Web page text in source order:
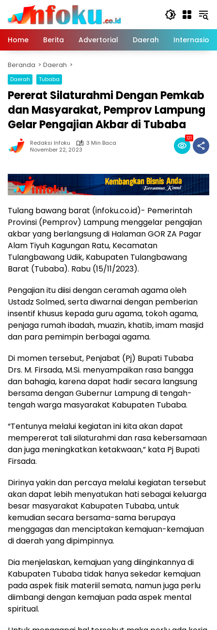
Langsung
konten
Home
Berita Advertorial Daerah
Beranda Daerah
Daerah Tubaba
Pererat Silaturahmi Dengan Pemkab
dan Masyarakat, Pemprov Lampung
Gelar Pengajian Akbar di Tubaba
Redaksi Infoku
3 Min Baca
November 22, 2023
121
Tulang bawang barat (infoku.co.id)- Pemerintah
Provinsi (Pemprov) Lampung menggelar pengajian
akbar yang berlangsung di Halaman GOR ZA Pagar
Alam Tiyuh Kagungan Ratu, Kecamatan
Tulangbawang Udik, Kabupaten Tulangbawang
Barat (Tubaba). Rabu (15/11/2023).
Pengajian itu diisi dengan ceramah agama oleh
Ustadz Solmed, serta diwarnai dengan pemberian
insentif khusus kepada guru agama, tokoh agama,
penjaga rumah ibadah, muazin, khatib, imam masjid
dan para pemimpin berbagai agama.
Di momen tersebut, Penjabat (Pj) Bupati Tubaba
Drs. M. Firsada, M.Si. menyampaikan rasa bangga
dan bahagia, karena dapat hadir secara langsung
bersama dengan Gubernur Lampung di tengah-
tengah warga masyarakat Kabupaten Tubaba.
“Tentunya melalui kegiatan ini kita akan dapat
mempererat tali silaturahmi dan rasa kebersamaan
dan juga meningkatkan ketakwaan,” kata Pj Bupati
Firsada.
Dirinya yakin dan percaya melalui kegiatan tersebut
akan dapat lebih menyatukan hati sebagai keluarga
besar masyarakat Kabupaten Tubaba, untuk
kemudian secara bersama-sama berupaya
menggagas dan menciptakan kemajuan-kemajuan
di daerah yang dipimpinnya.
Dia menjelaskan, kemajuan yang diinginkannya di
Kabupaten Tubaba tidak hanya sekedar kemajuan
pada aspek fisik materiil semata, namun juga perlu
diimbangi dengan kemajuan pada aspek mental
spiritual.